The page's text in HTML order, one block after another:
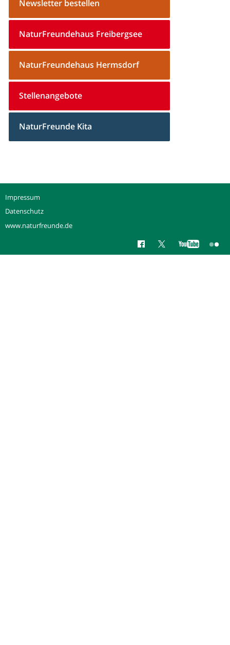
Newsletter bestellen
NaturFreundehaus Freibergsee
NaturFreundehaus Hermsdorf
Stellenangebote
NaturFreunde Kita
Impressum
Datenschutz
www.naturfreunde.de